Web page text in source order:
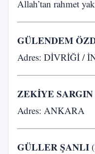
Allah’tan rahmet
GÜLENDEM
Adres: DİVRİĞİ /
ZEKİYE SARGIN
Adres: ANKARA
GÜLLER ŞANLI